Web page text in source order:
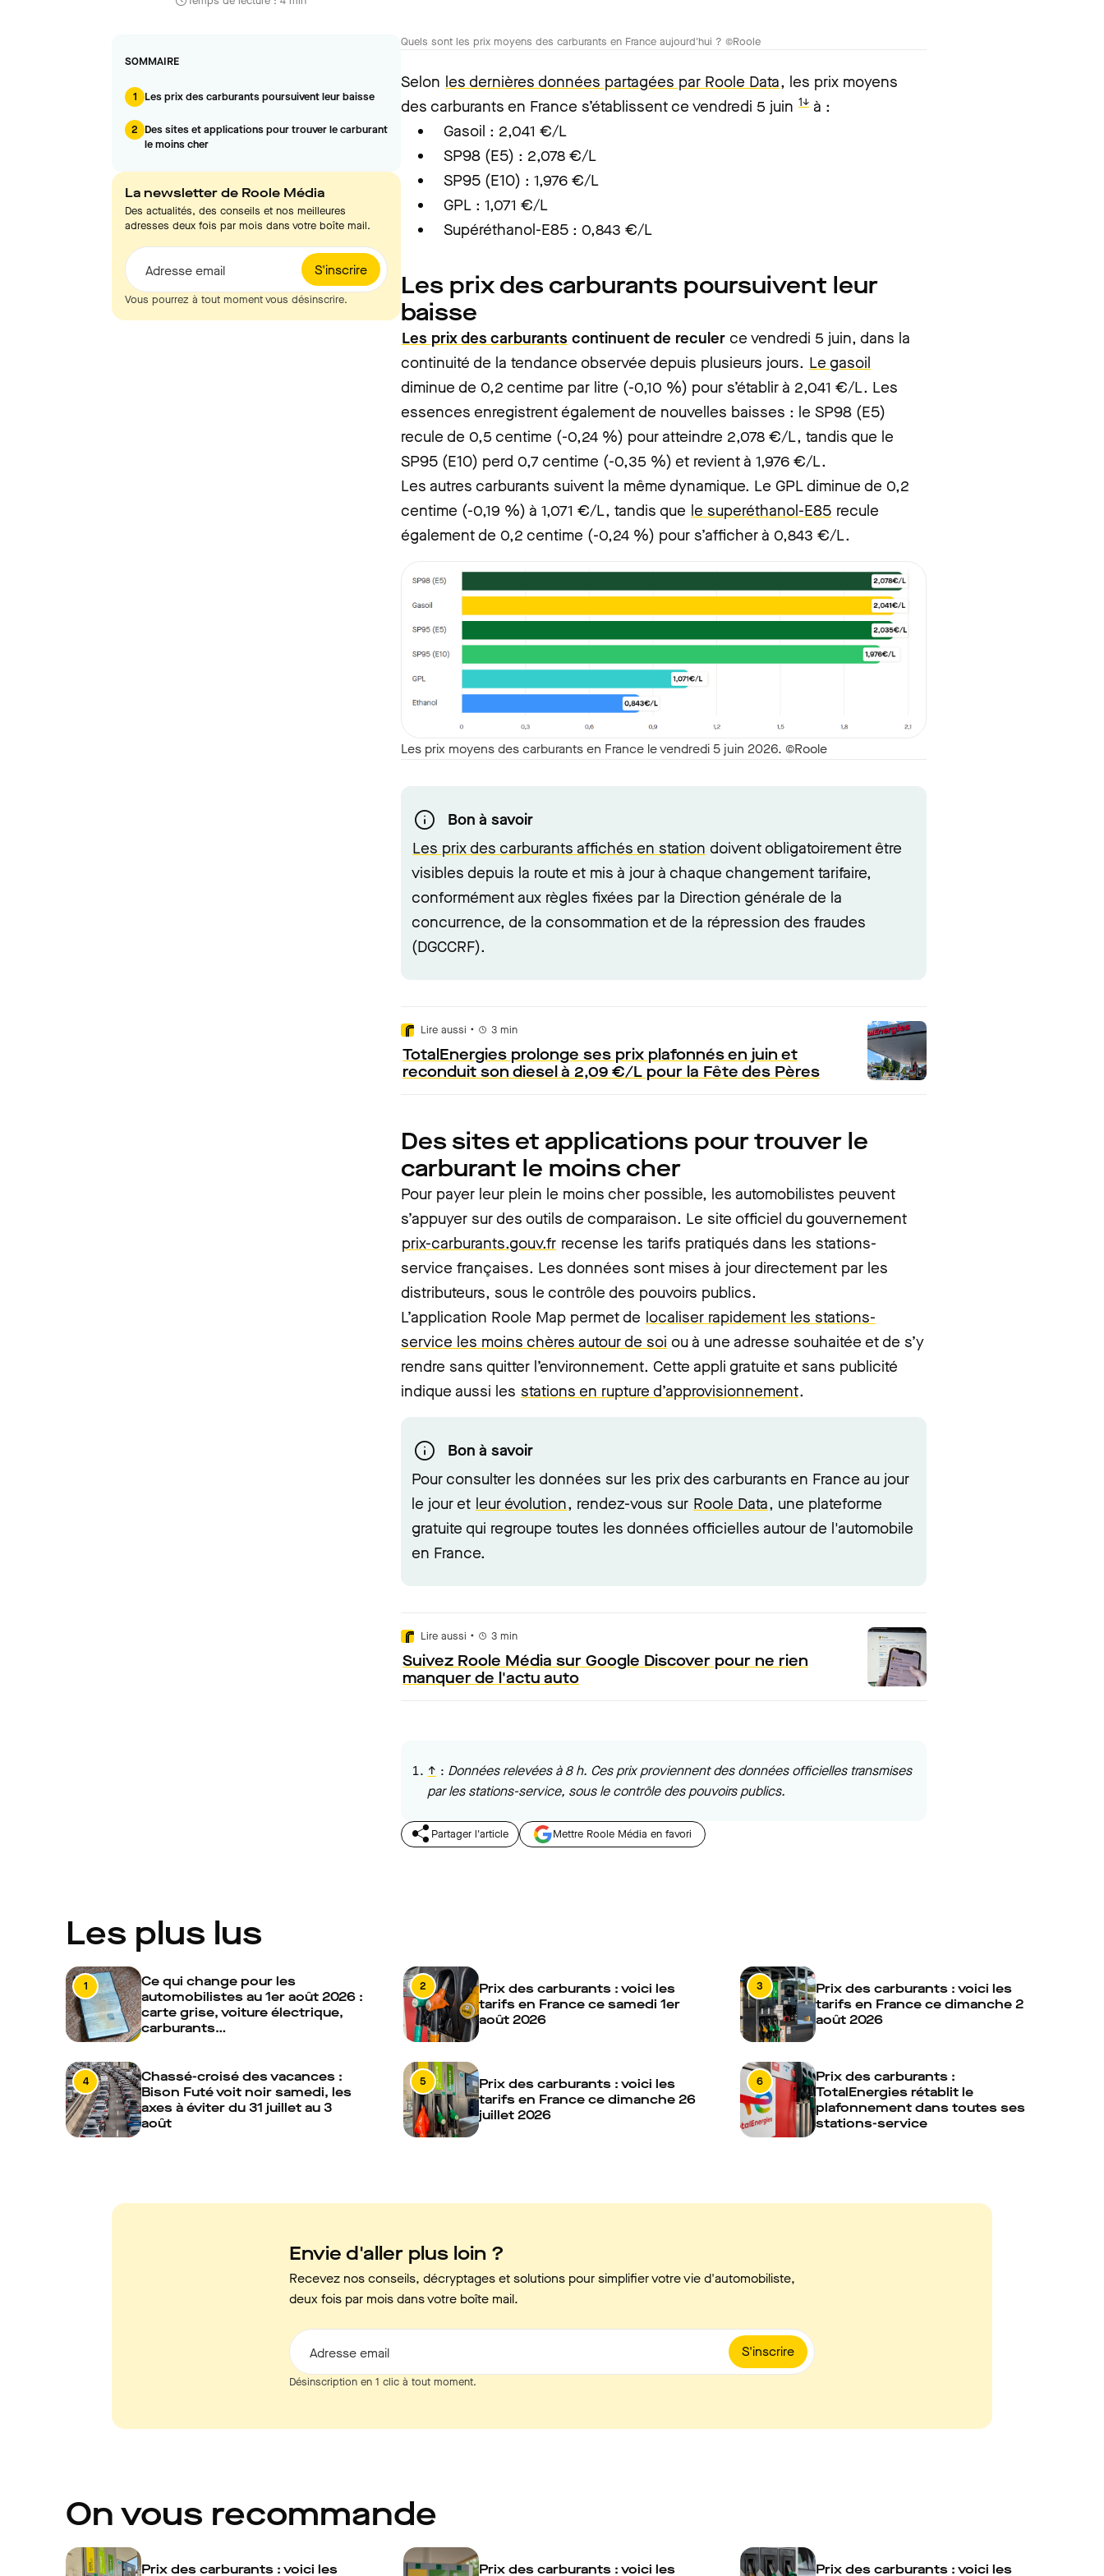
SOMMAIRE
1 Les prix des carburants poursuivent leur baisse
2 Des sites et applications pour trouver le carburant
le moins cher
La newsletter de Roole Média
Des actualités, des conseils et nos meilleures
adresses deux fois par mois dans votre boîte mail.
S'inscrire
Adresse email
Vous pourrez à tout moment vous désinscrire.
Quels sont les prix moyens des carburants en France aujourd'hui ? ©Roole
Selon les dernières données partagées par Roole Data, les prix moyens
des carburants en France s’établissent ce vendredi 5 juin 1↓ à :
Gasoil : 2,041 €/L
SP98 (E5) : 2,078 €/L
SP95 (E10) : 1,976 €/L
GPL : 1,071 €/L
Supéréthanol-E85 : 0,843 €/L
Les prix des carburants poursuivent leur
baisse
Les prix des carburants continuent de reculer ce vendredi 5 juin, dans la
continuité de la tendance observée depuis plusieurs jours. Le gasoil
diminue de 0,2 centime par litre (-0,10 %) pour s’établir à 2,041 €/L. Les
essences enregistrent également de nouvelles baisses : le SP98 (E5)
recule de 0,5 centime (-0,24 %) pour atteindre 2,078 €/L, tandis que le
SP95 (E10) perd 0,7 centime (-0,35 %) et revient à 1,976 €/L.
Les autres carburants suivent la même dynamique. Le GPL diminue de 0,2
centime (-0,19 %) à 1,071 €/L, tandis que le superéthanol-E85 recule
également de 0,2 centime (-0,24 %) pour s’afficher à 0,843 €/L.
Les prix moyens des carburants en France le vendredi 5 juin 2026. ©Roole
Bon à savoir
Les prix des carburants affichés en station doivent obligatoirement être
visibles depuis la route et mis à jour à chaque changement tarifaire,
conformément aux règles fixées par la Direction générale de la
concurrence, de la consommation et de la répression des fraudes
(DGCCRF).
Lire aussi • 3 min
TotalEnergies prolonge ses prix plafonnés en juin et
reconduit son diesel à 2,09 €/L pour la Fête des Pères
Des sites et applications pour trouver le
carburant le moins cher
Pour payer leur plein le moins cher possible, les automobilistes peuvent
s’appuyer sur des outils de comparaison. Le site officiel du gouvernement
prix-carburants.gouv.fr recense les tarifs pratiqués dans les stations-
service françaises. Les données sont mises à jour directement par les
distributeurs, sous le contrôle des pouvoirs publics.
L’application Roole Map permet de localiser rapidement les stations-
service les moins chères autour de soi ou à une adresse souhaitée et de s’y
rendre sans quitter l’environnement. Cette appli gratuite et sans publicité
indique aussi les stations en rupture d’approvisionnement.
Bon à savoir
Pour consulter les données sur les prix des carburants en France au jour
le jour et leur évolution, rendez-vous sur Roole Data, une plateforme
gratuite qui regroupe toutes les données officielles autour de l'automobile
en France.
Lire aussi • 3 min
Suivez Roole Média sur Google Discover pour ne rien
manquer de l'actu auto
↑ : Données relevées à 8 h. Ces prix proviennent des données officielles transmises
par les stations-service, sous le contrôle des pouvoirs publics.
Partager l'article Mettre Roole Média en favori
Les plus lus
1
Ce qui change pour les
automobilistes au 1er août 2026 :
carte grise, voiture électrique,
carburants…
2
Prix des carburants : voici les
tarifs en France ce samedi 1er
août 2026
3
Prix des carburants : voici les
tarifs en France ce dimanche 2
août 2026
4
Chassé-croisé des vacances :
Bison Futé voit noir samedi, les
axes à éviter du 31 juillet au 3
août
5
Prix des carburants : voici les
tarifs en France ce dimanche 26
juillet 2026
6
Prix des carburants :
TotalEnergies rétablit le
plafonnement dans toutes ses
stations-service
Envie d'aller plus loin ?
Recevez nos conseils, décryptages et solutions pour simplifier votre vie d'automobiliste,
deux fois par mois dans votre boîte mail.
S'inscrire
Adresse email
Désinscription en 1 clic à tout moment.
On vous recommande
Prix des carburants : voici les Prix des carburants : voici les Prix des carburants : voici les